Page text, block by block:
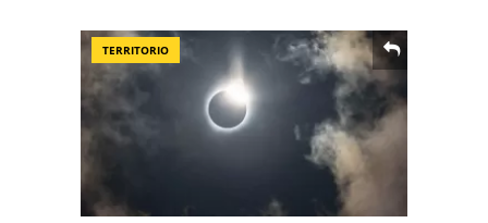
TERRITORIO